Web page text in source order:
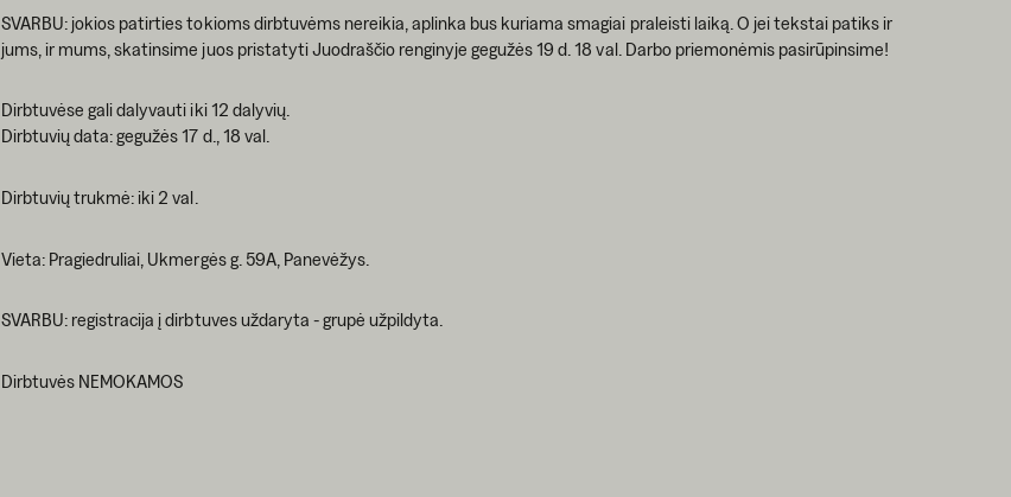
SVARBU: jokios patirties tokioms dirbtuvėms nereikia, aplinka bus kuriama smagiai praleisti laiką. O jei tekstai patiks ir
jums, ir mums, skatinsime juos pristatyti Juodraščio renginyje gegužės 19 d. 18 val. Darbo priemonėmis pasirūpinsime!
Dirbtuvėse gali dalyvauti iki 12 dalyvių.
Dirbtuvių data: gegužės 17 d., 18 val.
Dirbtuvių trukmė: iki 2 val.
Vieta: Pragiedruliai, Ukmergės g. 59A, Panevėžys.
SVARBU: registracija į dirbtuves uždaryta - grupė užpildyta.
Dirbtuvės NEMOKAMOS